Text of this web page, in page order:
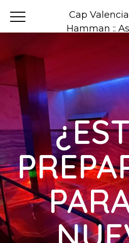
Cap
Hamman ::